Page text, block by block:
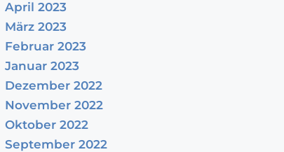
April 2023
März 2023
Februar 2023
Januar 2023
Dezember 2022
November 2022
Oktober 2022
September 2022